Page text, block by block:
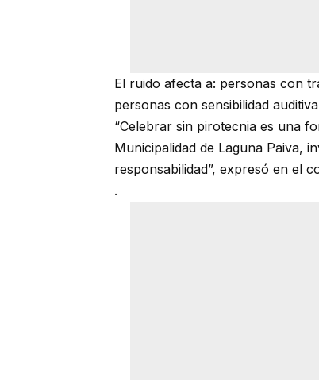
El ruido afecta a: personas con
personas con sensibilidad
“Celebrar sin pirotecnia es una
Municipalidad de Laguna Paiva,
responsabilidad”, expresó en el
.